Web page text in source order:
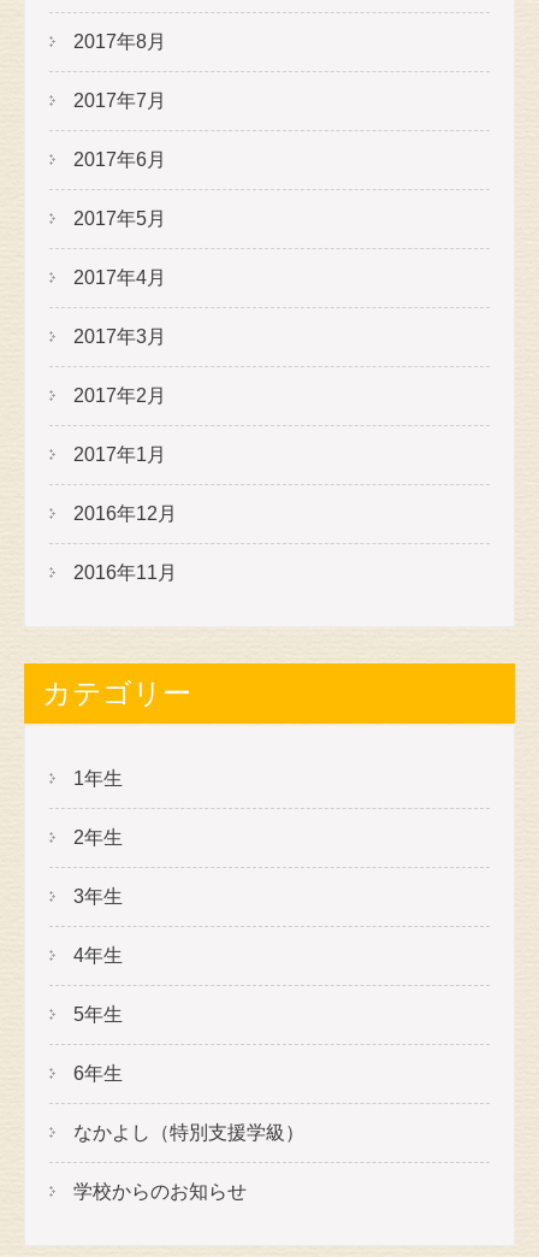
2017年8月
2017年7月
2017年6月
2017年5月
2017年4月
2017年3月
2017年2月
2017年1月
2016年12月
2016年11月
カテゴリー
1年生
2年生
3年生
4年生
5年生
6年生
なかよし（特別支援学級）
学校からのお知らせ